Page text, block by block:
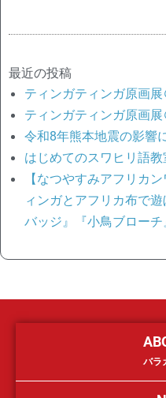
最近の投稿
ティンガティンガ原画
ティンガティンガ原画
令和8年熊本地震の影響
はじめてのスワヒリ語
【なつやすみアフリカ
ィンガとアフリカ布で
バッジ』『小鳥ブロー
バラ